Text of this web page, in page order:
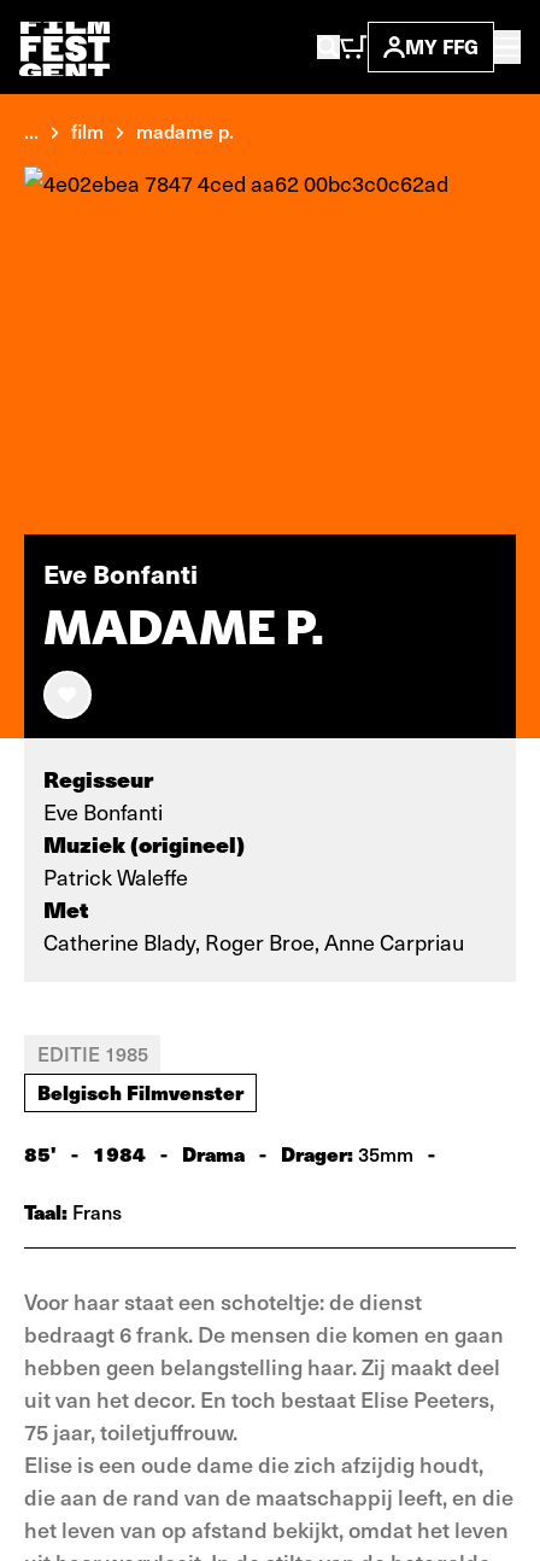
MY FFG
... film madame p.
Eve Bonfanti
MADAME P.
Regisseur
Eve Bonfanti
Muziek (origineel)
Patrick Waleffe
Met
Catherine Blady, Roger Broe, Anne Carpriau
EDITIE 1985
Belgisch Filmvenster
85' - 1984 - Drama - Drager:35mm -
Taal: Frans
Voor haar staat een schoteltje: de dienst
bedraagt 6 frank. De mensen die komen en gaan
hebben geen belangstelling haar. Zij maakt deel
uit van het decor. En toch bestaat Elise Peeters,
75 jaar, toiletjuffrouw.
Elise is een oude dame die zich afzijdig houdt,
die aan de rand van de maatschappij leeft, en die
het leven van op afstand bekijkt, omdat het leven